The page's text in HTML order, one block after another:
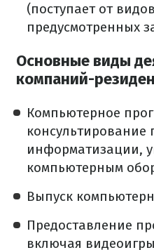
(поступает от
предусмотренных
Основные виды
компаний-
Компьютерное
консультирование
информатизации,
компьютерным
Выпуск
Предоставление
включая